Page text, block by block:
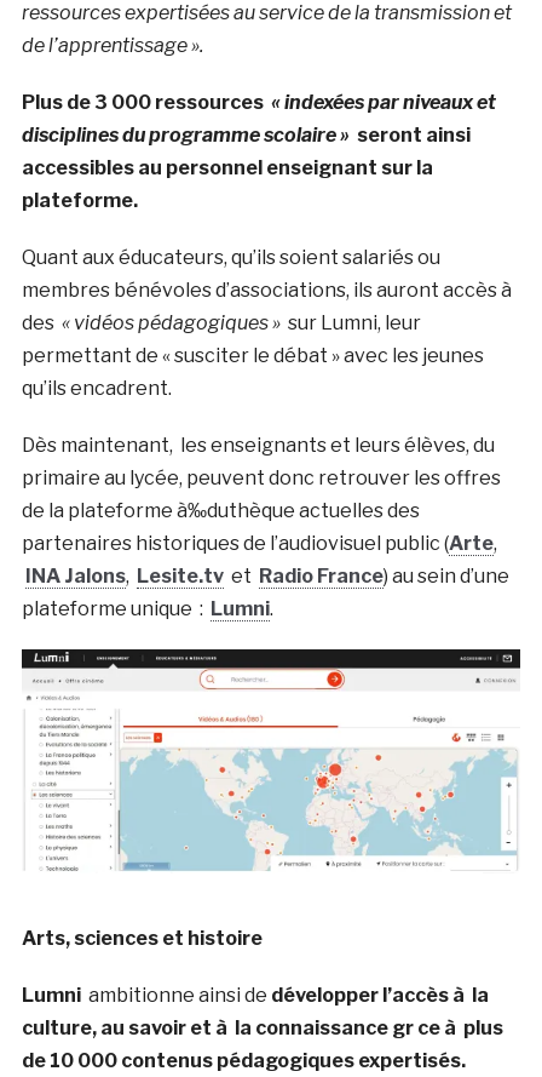
ressources expertisées au service de la transmission et
de l’apprentissage ».
Plus de 3 000 ressources « indexées par niveaux et
disciplines du programme scolaire » seront ainsi
accessibles au personnel enseignant sur la
plateforme.
Quant aux éducateurs, qu’ils soient salariés ou
membres bénévoles d’associations, ils auront accès à
des « vidéos pédagogiques »sur Lumni, leur
permettant de « susciter le débat » avec les jeunes
qu’ils encadrent.
Dès maintenant, les enseignants et leurs élèves, du
primaire au lycée, peuvent donc retrouver les offres
de la plateforme à‰duthèque actuelles des
partenaires historiques de l’audiovisuel public (Arte,
INA Jalons, Lesite.tvet Radio France) au sein d’une
plateforme unique : Lumni.
Arts, sciences et histoire
Lumni ambitionne ainsi de développer l’accès à la
culture, au savoir et à la connaissance gr ce à plus
de 10 000 contenus pédagogiques expertisés.